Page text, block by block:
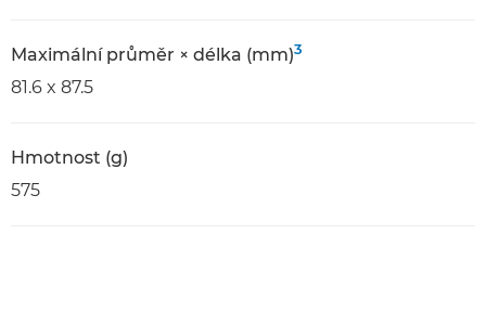
Maximální průměr × délka (mm)3
81.6 x 87.5
Hmotnost (g)
575